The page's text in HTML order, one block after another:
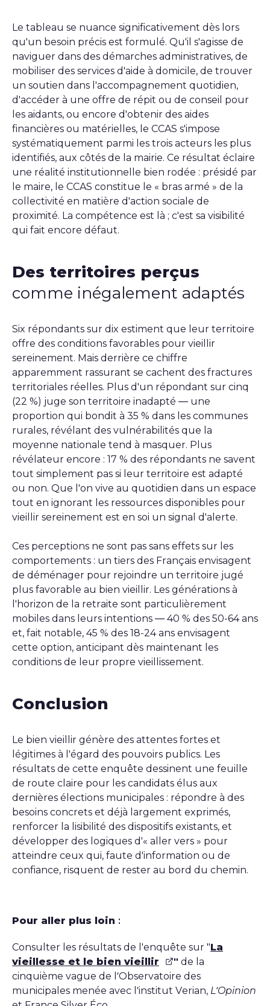
Le tableau se nuance significativement dès lors
qu'un besoin précis est formulé. Qu'il s'agisse de
naviguer dans des démarches administratives, de
mobiliser des services d'aide à domicile, de trouver
un soutien dans l'accompagnement quotidien,
d'accéder à une offre de répit ou de conseil pour
les aidants, ou encore d'obtenir des aides
financières ou matérielles, le CCAS s'impose
systématiquement parmi les trois acteurs les plus
identifiés, aux côtés de la mairie. Ce résultat éclaire
une réalité institutionnelle bien rodée : présidé par
le maire, le CCAS constitue le « bras armé » de la
collectivité en matière d'action sociale de
proximité. La compétence est là ; c'est sa visibilité
qui fait encore défaut.
Des territoires perçus
comme inégalement adaptés
Six répondants sur dix estiment que leur territoire
offre des conditions favorables pour vieillir
sereinement. Mais derrière ce chiffre
apparemment rassurant se cachent des fractures
territoriales réelles. Plus d'un répondant sur cinq
(22 %) juge son territoire inadapté — une
proportion qui bondit à 35 % dans les communes
rurales, révélant des vulnérabilités que la
moyenne nationale tend à masquer. Plus
révélateur encore : 17 % des répondants ne savent
tout simplement pas si leur territoire est adapté
ou non. Que l'on vive au quotidien dans un espace
tout en ignorant les ressources disponibles pour
vieillir sereinement est en soi un signal d'alerte.
Ces perceptions ne sont pas sans effets sur les
comportements : un tiers des Français envisagent
de déménager pour rejoindre un territoire jugé
plus favorable au bien vieillir. Les générations à
l'horizon de la retraite sont particulièrement
mobiles dans leurs intentions — 40 % des 50-64 ans
et, fait notable, 45 % des 18-24 ans envisagent
cette option, anticipant dès maintenant les
conditions de leur propre vieillissement.
Conclusion
Le bien vieillir génère des attentes fortes et
légitimes à l'égard des pouvoirs publics. Les
résultats de cette enquête dessinent une feuille
de route claire pour les candidats élus aux
dernières élections municipales : répondre à des
besoins concrets et déjà largement exprimés,
renforcer la lisibilité des dispositifs existants, et
développer des logiques d'« aller vers » pour
atteindre ceux qui, faute d'information ou de
confiance, risquent de rester au bord du chemin.
Pour aller plus loin :
Consulter les résultats de l'enquête sur "La
vieillesse et le bien vieillir
" de la
cinquième vague de l’Observatoire des
municipales menée avec l’institut Verian, L’Opinion